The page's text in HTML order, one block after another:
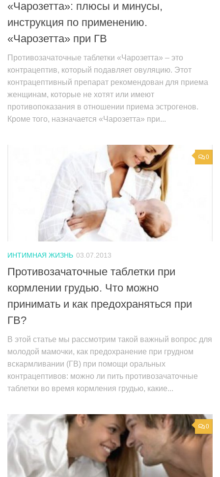
«Чарозетта»: плюсы и минусы,
инструкция по применению.
«Чарозетта» при ГВ
Противозачаточные таблетки «Чарозетта» – это
контрацептив, который подавляет овуляцию. Этот
контрацептивный препарат рекомендован для приема
женщинам, которые не хотят или имеют
противопоказания в отношении приема эстрогенов.
Кроме того, назначается «Чарозетта» при...
0
ИНТИМНАЯ ЖИЗНЬ 03.07.2013
Противозачаточные таблетки при
кормлении грудью. Что можно
принимать и как предохраняться при
ГВ?
В этой статье мы рассмотрим такой важный вопрос для
молодой мамочки, как предохранение при грудном
вскармливании (ГВ) при помощи оральных
контрацептивов: можно ли пить противозачаточные
таблетки во время кормления грудью, какие...
0